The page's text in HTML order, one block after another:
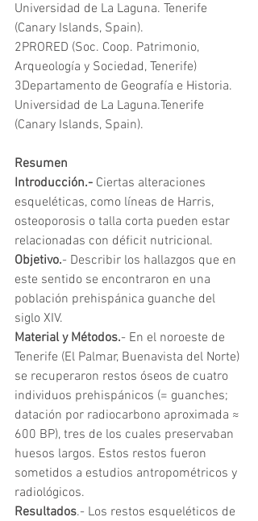
Universidad de La Laguna. Tenerife
(Canary Islands, Spain).
2PRORED (Soc. Coop. Patrimonio,
Arqueología y Sociedad, Tenerife)
3Departamento de Geografía e Historia.
Universidad de La Laguna.Tenerife
(Canary Islands, Spain).
Resumen
Introducción.- Ciertas alteraciones
esqueléticas, como líneas de Harris,
osteoporosis o talla corta pueden estar
relacionadas con déficit nutricional.
Objetivo.- Describir los hallazgos que en
este sentido se encontraron en una
población prehispánica guanche del
siglo XIV.
Material y Métodos.- En el noroeste de
Tenerife (El Palmar, Buenavista del Norte)
se recuperaron restos óseos de cuatro
individuos prehispánicos (= guanches;
datación por radiocarbono aproximada ≈
600 BP), tres de los cuales preservaban
huesos largos. Estos restos fueron
sometidos a estudios antropométricos y
radiológicos.
Resultados.- Los restos esqueléticos de